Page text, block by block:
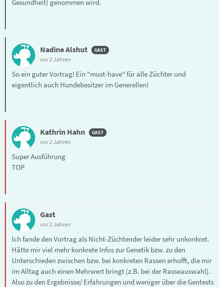
Gesundheit) genommen wird.
Nadine Alshut
vor 2 Jahren
So ein guter Vortrag! Ein "must-have" für alle Züchter und
eigentlich auch Hundebesitzer im Generellen!
Kathrin Hahn
vor 2 Jahren
Super Ausführung
TOP
Gast
vor 2 Jahren
Ich fande den Vortrag als Nicht-Züchtender leider sehr unkonkret.
Hätte mir viel mehr konkrete Infos zur Genetik bzw. zu den
Unterschieden zwischen bzw. bei konkreten Rassen erhofft, die mir
im Alltag auch einen Mehrwert bringt (z.B. bei der Rasseauswahl).
Also zu den Ergebnisse/ Erfahrungen und weniger über die Gentests